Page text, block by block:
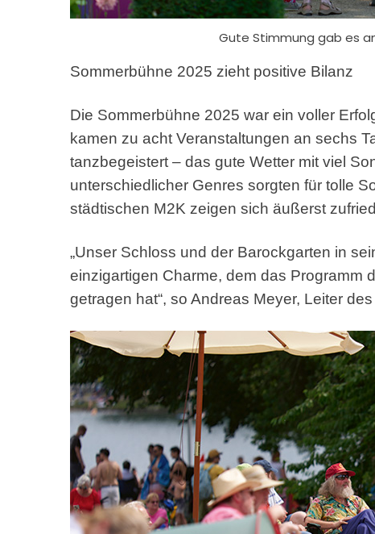
Gute Stimmung gab es
Sommerbühne 2025 zieht positive Bilanz
Die Sommerbühne 2025 war ein voller
kamen zu acht Veranstaltungen an sechs
tanzbegeistert – das gute Wetter mit viel
unterschiedlicher Genres sorgten für tolle
städtischen M2K zeigen sich äußerst
„Unser Schloss und der Barockgarten in
einzigartigen Charme, dem das Programm
getragen hat“, so Andreas Meyer, Leiter